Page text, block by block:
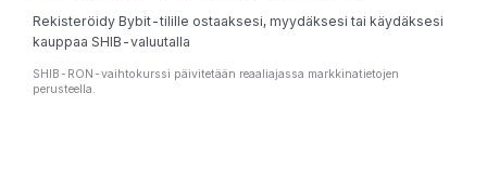
Rekisteröidy Bybit-tilille ostaaksesi, myydäksesi tai käydäksesi
kauppaa SHIB-valuutalla
SHIB-RON-vaihtokurssi päivitetään reaaliajassa markkinatietojen
perusteella.